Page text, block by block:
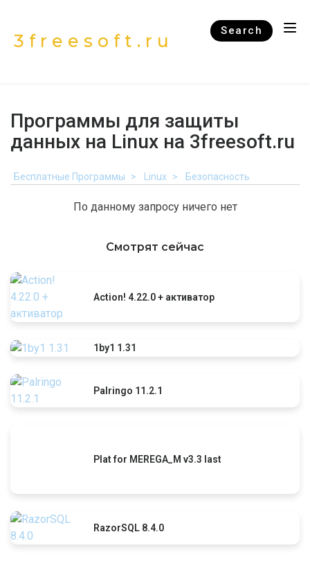
3freesoft.ru Search
Программы для защиты
данных на Linux на 3freesoft.ru
Бесплатные Программы Linux Безопасность
По данному запросу ничего нет
Смотрят сейчас
Action! 4.22.0 + активатор
1by1 1.31
Palringo 11.2.1
Plat for MEREGA_M v3.3 last
RazorSQL 8.4.0